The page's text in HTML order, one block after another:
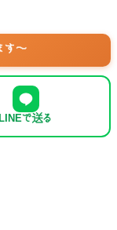
〜
で送る